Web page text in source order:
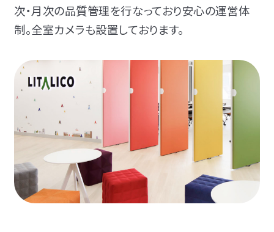
次・月次の品質管理を行なっており安心の運営体
制。全室カメラも設置しております。